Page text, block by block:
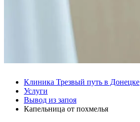
Клиника Трезвый путь в Донецке
Услуги
Вывод из запоя
Капельница от похмелья